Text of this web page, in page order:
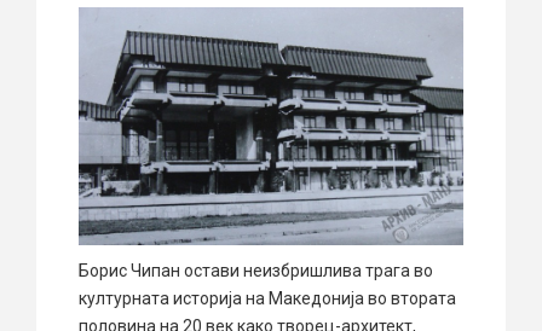
Борис Чипан остави неизбришлива трага во
културната историја на Македонија во втората
половина на 20 век како творец-архитект,